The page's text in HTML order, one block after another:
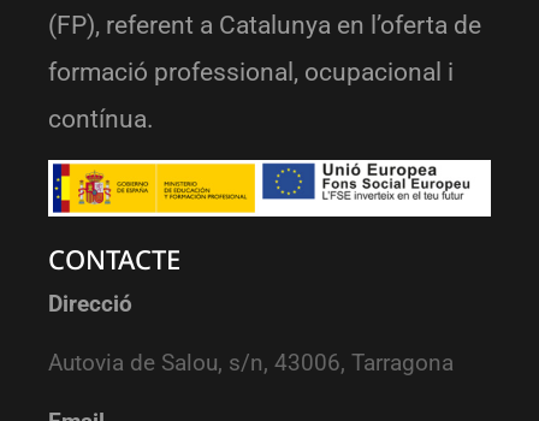
(FP), referent a Catalunya en l’oferta de
formació professional, ocupacional i
contínua.
CONTACTE
Direcció
Autovia de Salou, s/n, 43006, Tarragona